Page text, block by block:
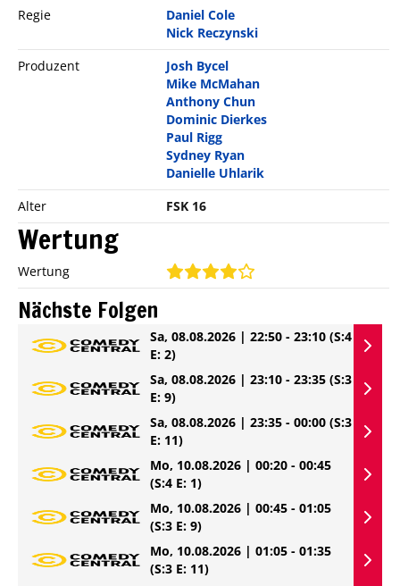
Regie
Daniel Cole
Nick Reczynski
Produzent
Josh Bycel
Mike McMahan
Anthony Chun
Dominic Dierkes
Paul Rigg
Sydney Ryan
Danielle Uhlarik
Alter
FSK 16
Wertung
Wertung
Nächste Folgen
Sa, 08.08.2026 | 22:50 - 23:10 (S:4
E: 2)
Sa, 08.08.2026 | 23:10 - 23:35 (S:3
E: 9)
Sa, 08.08.2026 | 23:35 - 00:00 (S:3
E: 11)
Mo, 10.08.2026 | 00:20 - 00:45
(S:4 E: 1)
Mo, 10.08.2026 | 00:45 - 01:05
(S:3 E: 9)
Mo, 10.08.2026 | 01:05 - 01:35
(S:3 E: 11)